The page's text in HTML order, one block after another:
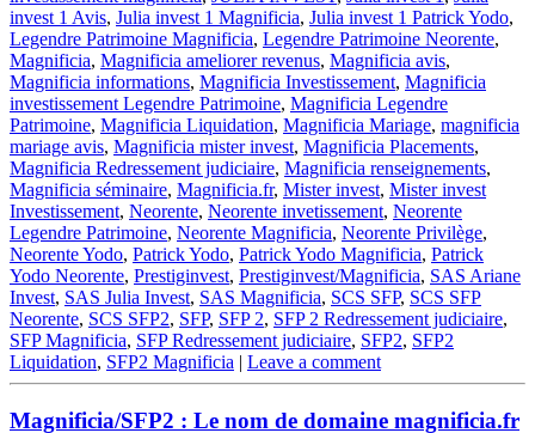
invest 1 Avis, Julia invest 1 Magnificia, Julia invest 1 Patrick Yodo,
Legendre Patrimoine Magnificia, Legendre Patrimoine Neorente,
Magnificia, Magnificia ameliorer revenus, Magnificia avis,
Magnificia informations, Magnificia Investissement, Magnificia
investissement Legendre Patrimoine, Magnificia Legendre
Patrimoine, Magnificia Liquidation, Magnificia Mariage, magnificia
mariage avis, Magnificia mister invest, Magnificia Placements,
Magnificia Redressement judiciaire, Magnificia renseignements,
Magnificia séminaire, Magnificia.fr, Mister invest, Mister invest
Investissement, Neorente, Neorente invetissement, Neorente
Legendre Patrimoine, Neorente Magnificia, Neorente Privilège,
Neorente Yodo, Patrick Yodo, Patrick Yodo Magnificia, Patrick
Yodo Neorente, Prestiginvest, Prestiginvest/Magnificia, SAS Ariane
Invest, SAS Julia Invest, SAS Magnificia, SCS SFP, SCS SFP
Neorente, SCS SFP2, SFP, SFP 2, SFP 2 Redressement judiciaire,
SFP Magnificia, SFP Redressement judiciaire, SFP2, SFP2
Liquidation, SFP2 Magnificia | Leave a comment
Magnificia/SFP2 : Le nom de domaine magnificia.fr